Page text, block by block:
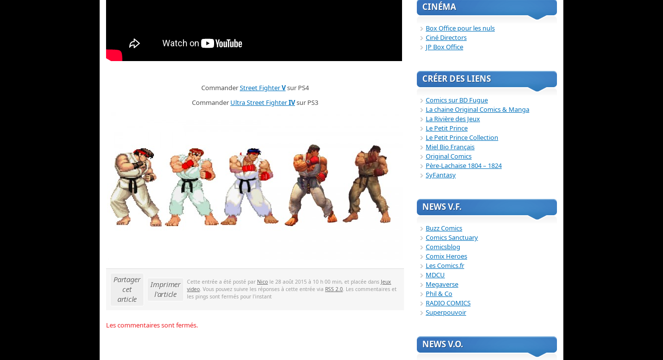
CommanderStreet FighterVsur PS4
Commander Ultra Street FighterIVsur PS3
Partager
cet
article
Imprimer
l'article
Cette entrée a été posté par Nico le 28 août 2015 à 10 h 00 min, et placée dans Jeux
video. Vous pouvez suivre les réponses à cette entrée via RSS 2.0. Les commentaires et
les pings sont fermés pour l'instant
Les commentaires sont fermés.
CINÉMA
Box Office pour les nuls
Ciné Directors
JP Box Office
CRÉER DES LIENS
Comics sur BD Fugue
La chaine Original Comics & Manga
La Rivière des Jeux
Le Petit Prince
Le Petit Prince Collection
Miel Bio Français
Original Comics
Père-Lachaise 1804 – 1824
SyFantasy
NEWS V.F.
Buzz Comics
Comics Sanctuary
Comicsblog
Comix Heroes
Les Comics.fr
MDCU
Megaverse
Phil & Co
RADIO COMICS
Superpouvoir
NEWS V.O.